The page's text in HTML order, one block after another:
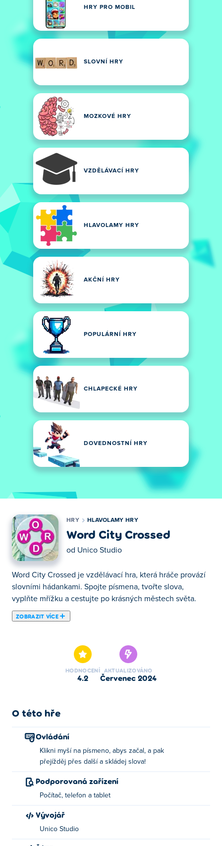
HRY PRO MOBIL
SLOVNÍ HRY
MOZKOVÉ HRY
VZDĚLÁVACÍ HRY
HLAVOLAMY HRY
AKČNÍ HRY
POPULÁRNÍ HRY
CHLAPECKÉ HRY
DOVEDNOSTNÍ HRY
HRY HLAVOLAMY HRY
Word City Crossed
od Unico Studio
Word City Crossed je vzdělávací hra, která hráče provází
slovními hádankami. Spojte písmena, tvořte slova,
vyplňte mřížku a cestujte po krásných městech světa.
ZOBRAZIT VÍCE
HODNOCENÍ
4.2
AKTUALIZOVÁNO
červenec 2024
O této hře
Ovládání
Klikni myší na písmeno, abys začal, a pak
přejížděj přes další a skládej slova!
Podporovaná zařízení
Počítač, telefon a tablet
Vývojář
Unico Studio